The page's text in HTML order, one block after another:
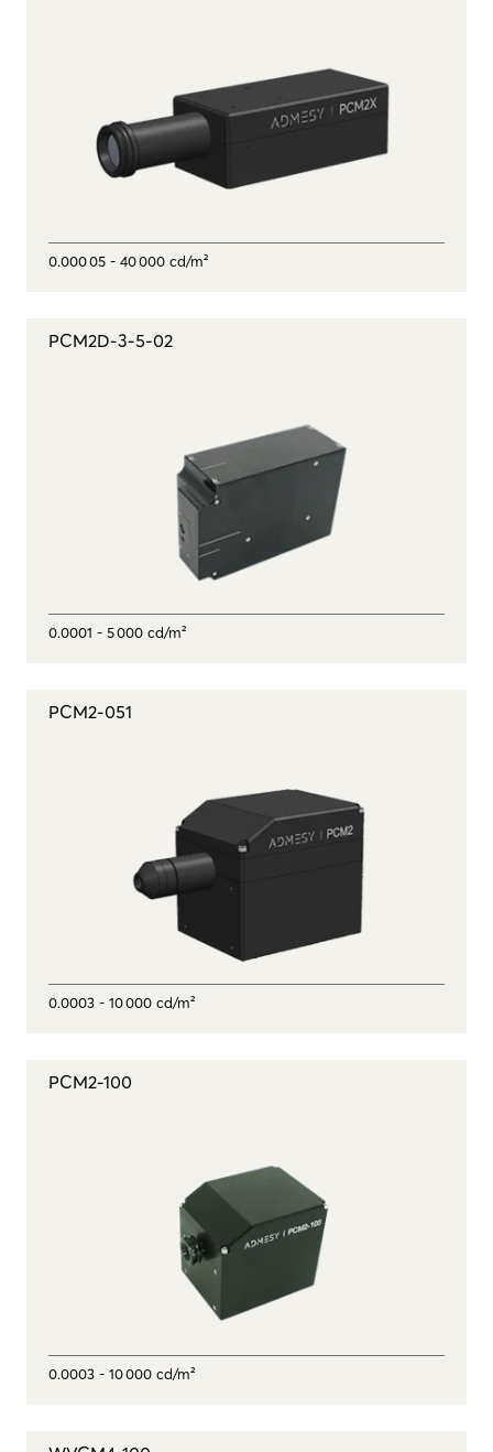
0.000 05 - 40 000 cd/m²
PCM2D-3-5-02
0.0001 - 5 000 cd/m²
PCM2-051
0.0003 - 10 000 cd/m²
PCM2-100
0.0003 - 10 000 cd/m²